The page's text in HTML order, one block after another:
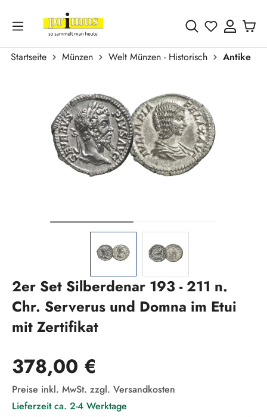
Zum Hauptinhalt springen
Du hast 0
Startseite Münzen Welt Münzen - Historisch
Antike
2er Set Silberdenar 193 - 211 n.
Chr. Serverus und Domna im Etui
mit Zertifikat
Regulärer Preis:
378,00 €
Preise inkl. MwSt. zzgl. Versandkosten
Lieferzeit ca. 2-4 Werktage